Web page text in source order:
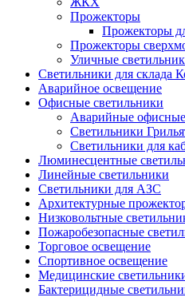
Прожекторы
Прожекторы
Прожекторы
Уличные
Светильники для склада
Аварийное освещение
Офисные светильники
Аварийные
Светильники
Светильники для
Люминесцентные
Линейные светильники
Светильники для АЗС
Архитектурные
Низковольтные
Пожаробезопасные
Торговое освещение
Спортивное освещение
Медицинские
Бактерицидные